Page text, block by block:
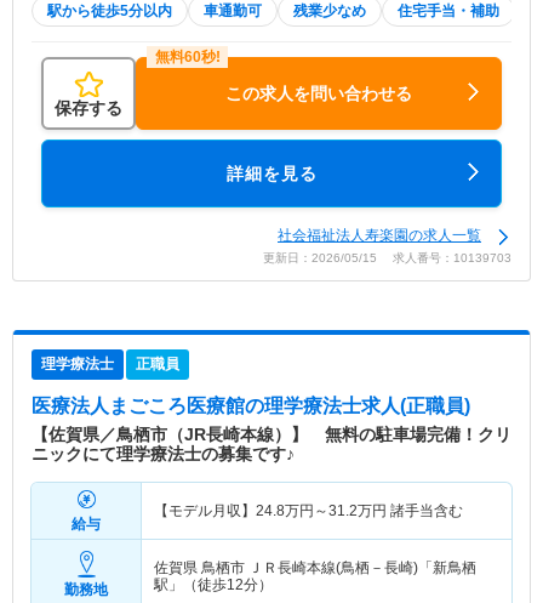
駅から徒歩5分以内 車通勤可 残業少なめ 住宅手当・補助
保存する
この求人を問い合わせる
詳細を見る
社会福祉法人寿楽園の求人一覧
更新日：2026/05/15 求人番号：10139703
理学療法士 正職員
医療法人まごころ医療館の理学療法士求人(正職員)
【佐賀県／鳥栖市（JR長崎本線）】 無料の駐車場完備！クリ
ニックにて理学療法士の募集です♪
給与
【モデル月収】 24.8万円～31.2万円 諸手当含む
勤務地
佐賀県 鳥栖市 ＪＲ長崎本線(鳥栖－長崎)「新鳥栖
駅」（徒歩12分）